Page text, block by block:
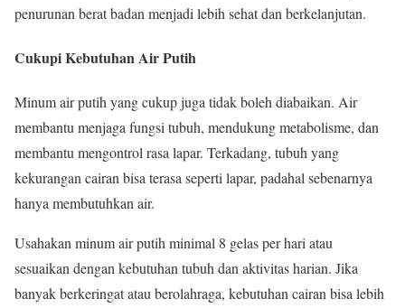
penurunan berat badan menjadi lebih sehat dan berkelanjutan.
Cukupi Kebutuhan Air Putih
Minum air putih yang cukup juga tidak boleh diabaikan. Air
membantu menjaga fungsi tubuh, mendukung metabolisme, dan
membantu mengontrol rasa lapar. Terkadang, tubuh yang
kekurangan cairan bisa terasa seperti lapar, padahal sebenarnya
hanya membutuhkan air.
Usahakan minum air putih minimal 8 gelas per hari atau
sesuaikan dengan kebutuhan tubuh dan aktivitas harian. Jika
banyak berkeringat atau berolahraga, kebutuhan cairan bisa lebih